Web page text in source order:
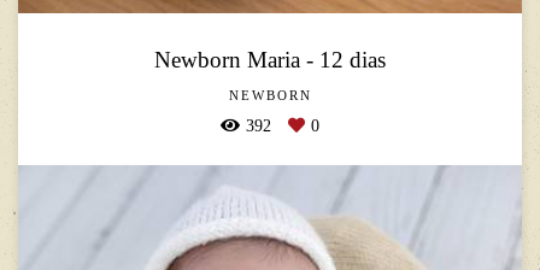
Newborn Maria - 12 dias
NEWBORN
392 0